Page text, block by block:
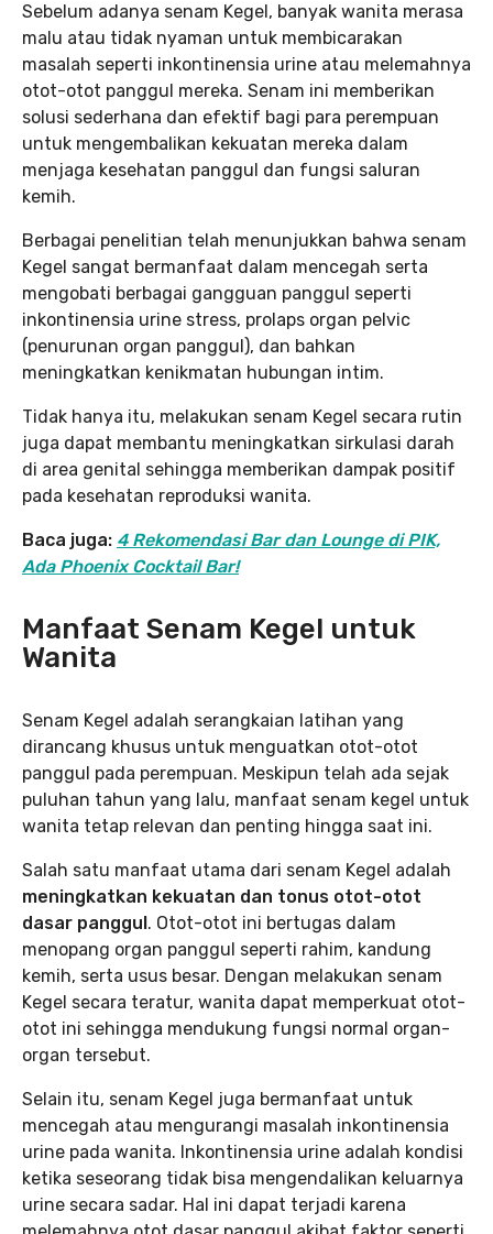
Sebelum adanya senam Kegel, banyak wanita merasa
malu atau tidak nyaman untuk membicarakan
masalah seperti inkontinensia urine atau melemahnya
otot-otot panggul mereka. Senam ini memberikan
solusi sederhana dan efektif bagi para perempuan
untuk mengembalikan kekuatan mereka dalam
menjaga kesehatan panggul dan fungsi saluran
kemih.
Berbagai penelitian telah menunjukkan bahwa senam
Kegel sangat bermanfaat dalam mencegah serta
mengobati berbagai gangguan panggul seperti
inkontinensia urine stress, prolaps organ pelvic
(penurunan organ panggul), dan bahkan
meningkatkan kenikmatan hubungan intim.
Tidak hanya itu, melakukan senam Kegel secara rutin
juga dapat membantu meningkatkan sirkulasi darah
di area genital sehingga memberikan dampak positif
pada kesehatan reproduksi wanita.
Baca juga: 4 Rekomendasi Bar dan Lounge di PIK,
Ada Phoenix Cocktail Bar!
Manfaat Senam Kegel untuk
Wanita
Senam Kegel adalah serangkaian latihan yang
dirancang khusus untuk menguatkan otot-otot
panggul pada perempuan. Meskipun telah ada sejak
puluhan tahun yang lalu, manfaat senam kegel untuk
wanita tetap relevan dan penting hingga saat ini.
Salah satu manfaat utama dari senam Kegel adalah
meningkatkan kekuatan dan tonus otot-otot
dasar panggul. Otot-otot ini bertugas dalam
menopang organ panggul seperti rahim, kandung
kemih, serta usus besar. Dengan melakukan senam
Kegel secara teratur, wanita dapat memperkuat otot-
otot ini sehingga mendukung fungsi normal organ-
organ tersebut.
Selain itu, senam Kegel juga bermanfaat untuk
mencegah atau mengurangi masalah inkontinensia
urine pada wanita. Inkontinensia urine adalah kondisi
ketika seseorang tidak bisa mengendalikan keluarnya
urine secara sadar. Hal ini dapat terjadi karena